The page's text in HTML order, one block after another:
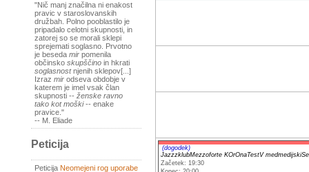
"Nič manj značilna ni enakost
pravic v staroslovanskih
družbah. Polno pooblastilo je
pripadalo celotni skupnosti, in
zatorej so se morali sklepi
sprejemati soglasno. Prvotno
je beseda mir pomenila
občinsko skupščino in hkrati
soglasnostnjenih sklepov[...]
Izraz mir odseva obdobje v
katerem je imel vsak član
skupnosti -- ženske ravno
tako kot moški-- enake
pravice."
-- M. Eliade
Peticija
Peticija Neomejeni rog uporabe
(dogodek)
JazzzklubMezzoforte KOrOnaTestV
Začetek: 19:30